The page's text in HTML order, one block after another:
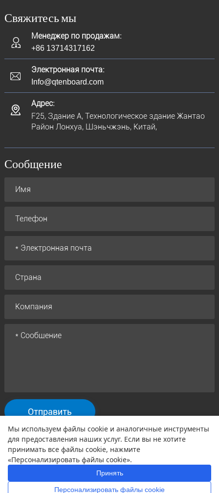
Свяжитесь мы
Менеджер по продажам:
+86 13714317162
Электронная почта:
Info@qtenboard.com
Адрес:
F25, Здание A, Технологическое здание Жантао
Район Лонхуа, Шэньчжэнь, Китай,
Сообщение
Отправить
Авторские права©2005 Qtenboard Все права защищены
Политика конфиденциальности
| Отказ
Мы используем файлы cookie и аналогичные инструменты
для предоставления наших услуг. Если вы не хотите
принимать все файлы cookie, нажмите
«Персонализировать файлы cookie».
Принять
Персонализировать файлы cookie